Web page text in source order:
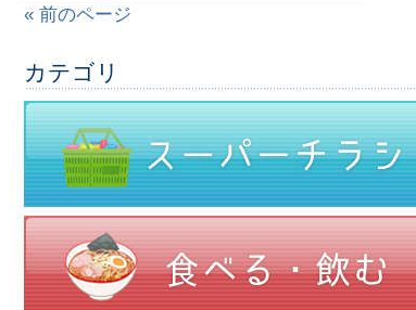
« 前のページ
カテゴリ